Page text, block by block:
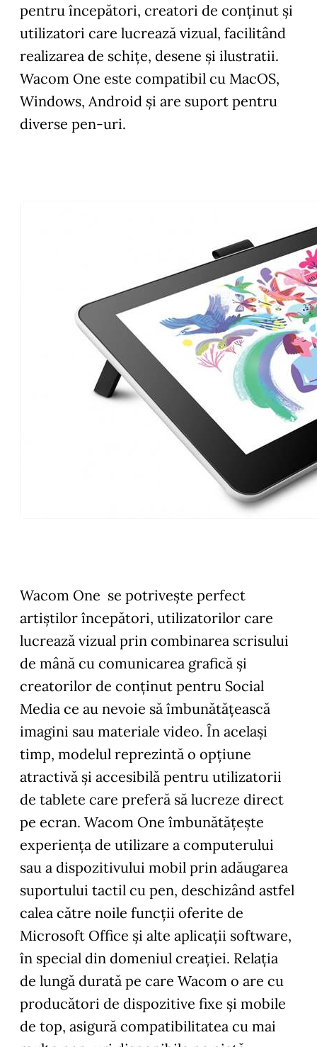
pentru începători, creatori de conținut și
utilizatori care lucrează vizual, facilitând
realizarea de schițe, desene și ilustratii.
Wacom One este compatibil cu MacOS,
Windows, Android și are suport pentru
diverse pen-uri.
Wacom One se potriveşte perfect
artiștilor începători, utilizatorilor care
lucrează vizual prin combinarea scrisului
de mână cu comunicarea grafică și
creatorilor de conținut pentru Social
Media ce au nevoie să îmbunătățească
imagini sau materiale video. În același
timp, modelul reprezintă o opțiune
atractivă și accesibilă pentru utilizatorii
de tablete care preferă să lucreze direct
pe ecran. Wacom One îmbunătățește
experiența de utilizare a computerului
sau a dispozitivului mobil prin adăugarea
suportului tactil cu pen, deschizând astfel
calea către noile funcții oferite de
Microsoft Office și alte aplicații software,
în special din domeniul creației. Relația
de lungă durată pe care Wacom o are cu
producători de dispozitive fixe și mobile
de top, asigură compatibilitatea cu mai